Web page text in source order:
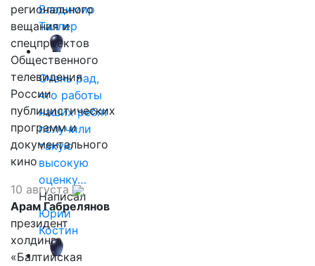
Владимир
Таллер
Очень рад,
что работы
наших ребят
получили
такую
высокую
оценку…
Написал
Юрий
Костин
регионального
вещания и
спецпроектов
Общественного
телевидения
России
публицистических
программ и
документального
кино
10 августа
Арам Габрелянов
президент
холдинга
«Балтийская